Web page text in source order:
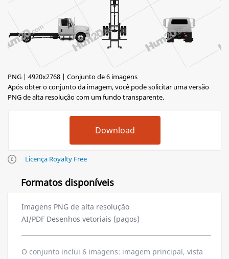
PNG | 4920x2768 | Conjunto de 6 imagens
Após obter o conjunto da imagem, você pode solicitar uma versão
PNG de alta resolução com um fundo transparente.
Licença Royalty Free
Formatos disponíveis
Imagens PNG de alta resolução
AI/PDF Desenhos vetoriais (pagos)
O conjunto inclui 6 imagens: imagem principal, vista